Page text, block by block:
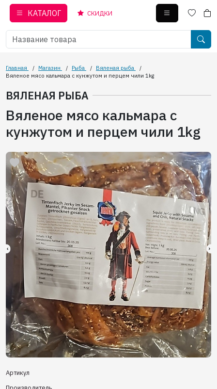
КАТАЛОГ СКИДКИ
Главная / Магазин / Рыба / Вяленая рыба
/
Вяленое мясо кальмара с кунжутом и перцем чили 1kg
ВЯЛЕНАЯ РЫБА
Вяленое мясо кальмара с
кунжутом и перцем чили 1kg
Артикул